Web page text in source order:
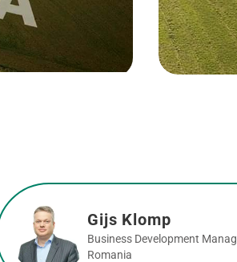
Gijs Klomp
Business Development
Romania